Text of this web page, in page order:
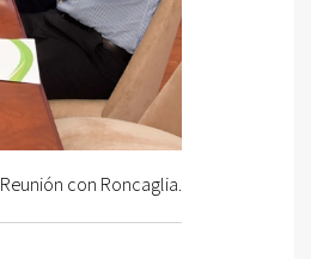
Reunión con Roncaglia.